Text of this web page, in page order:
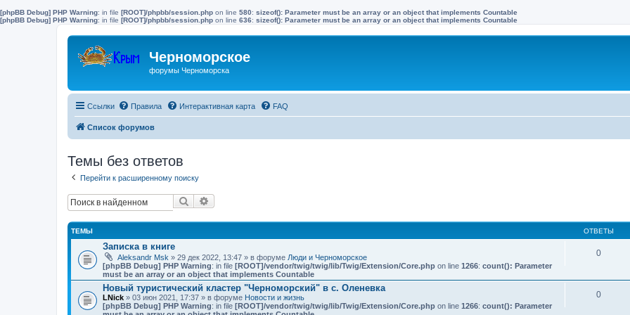
[phpBB Debug] PHP Warning: in file [ROOT]/phpbb/session.php on line 580: sizeof(): Parameter must be an array or an object that implements Countable
[phpBB Debug] PHP Warning: in file [ROOT]/phpbb/session.php on line 636: sizeof(): Parameter must be an array or an object that implements Countable
Черноморское
форумы Черноморска
Ссылки Правила Интерактивная карта FAQ
Список форумов
Темы без ответов
Перейти к расширенному поиску
Поиск
ТЕМЫ ОТВЕТЫ
Записка в книге
Aleksandr Msk » 29 дек 2022, 13:47 » в форуме Люди и Черноморское
[phpBB Debug] PHP Warning: in file [ROOT]/vendor/twig/twig/lib/Twig/Extension/Core.php on line 1266: count(): Parameter
must be an array or an object that implements Countable
0
Новый туристический кластер "Черноморский" в с. Оленевка
LNick » 03 июн 2021, 17:37 » в форуме Новости и жизнь
[phpBB Debug] PHP Warning: in file [ROOT]/vendor/twig/twig/lib/Twig/Extension/Core.php on line 1266: count(): Parameter
0